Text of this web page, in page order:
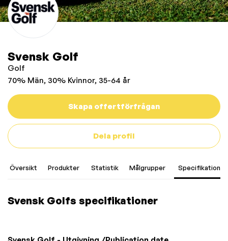
Svensk Golf
Golf
70% Män, 30% Kvinnor, 35-64 år
Skapa offertförfrågan
Dela profil
Översikt Produkter Statistik Målgrupper Specifikationer
Svensk Golfs specifikationer